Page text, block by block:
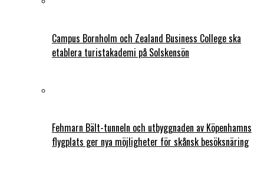
Campus Bornholm och Zealand Business College ska
etablera turistakademi på Solskensön
Fehmarn Bält-tunneln och utbyggnaden av Köpenhamns
flygplats ger nya möjligheter för skånsk besöksnäring